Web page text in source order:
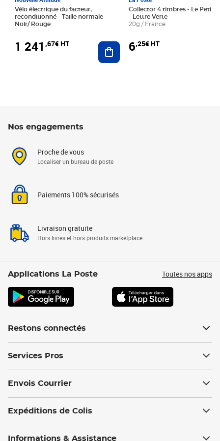
Vélo électrique du facteur,
reconditionné - Taille normale -
Noir/ Rouge
1 241 ,67€ HT Ajouter au panier
Collector 4 timbres - Le Petit
- Lettre Verte
20g / France
6,25€ HT
Nos engagements
Proche de vous
Localiser un bureau de poste
Paiements 100% sécurisés
Livraison gratuite
Hors livres et hors produits marketplace
Applications La Poste Toutes nos apps
Restons connectés
Services Pros
Envois Courrier
Expéditions de Colis
Informations & Assistance